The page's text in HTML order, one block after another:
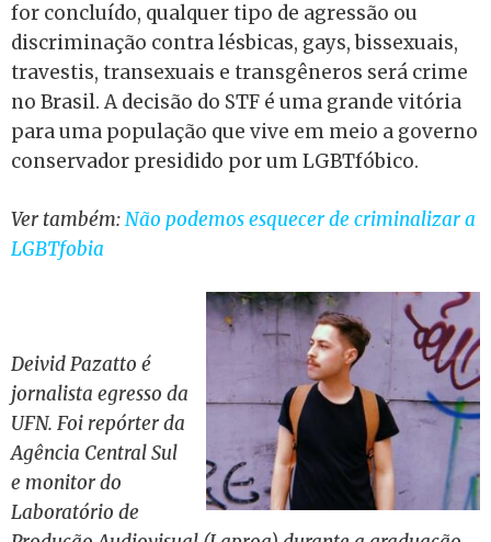
for concluído, qualquer tipo de agressão ou
discriminação contra lésbicas, gays, bissexuais,
travestis, transexuais e transgêneros será crime
no Brasil. A decisão do STF é uma grande vitória
para uma população que vive em meio a governo
conservador presidido por um LGBTfóbico.
Ver também:Não podemos esquecer de criminalizar a
LGBTfobia
Deivid Pazatto é
jornalista egresso da
UFN. Foi repórter da
Agência Central Sul
e monitor do
Laboratório de